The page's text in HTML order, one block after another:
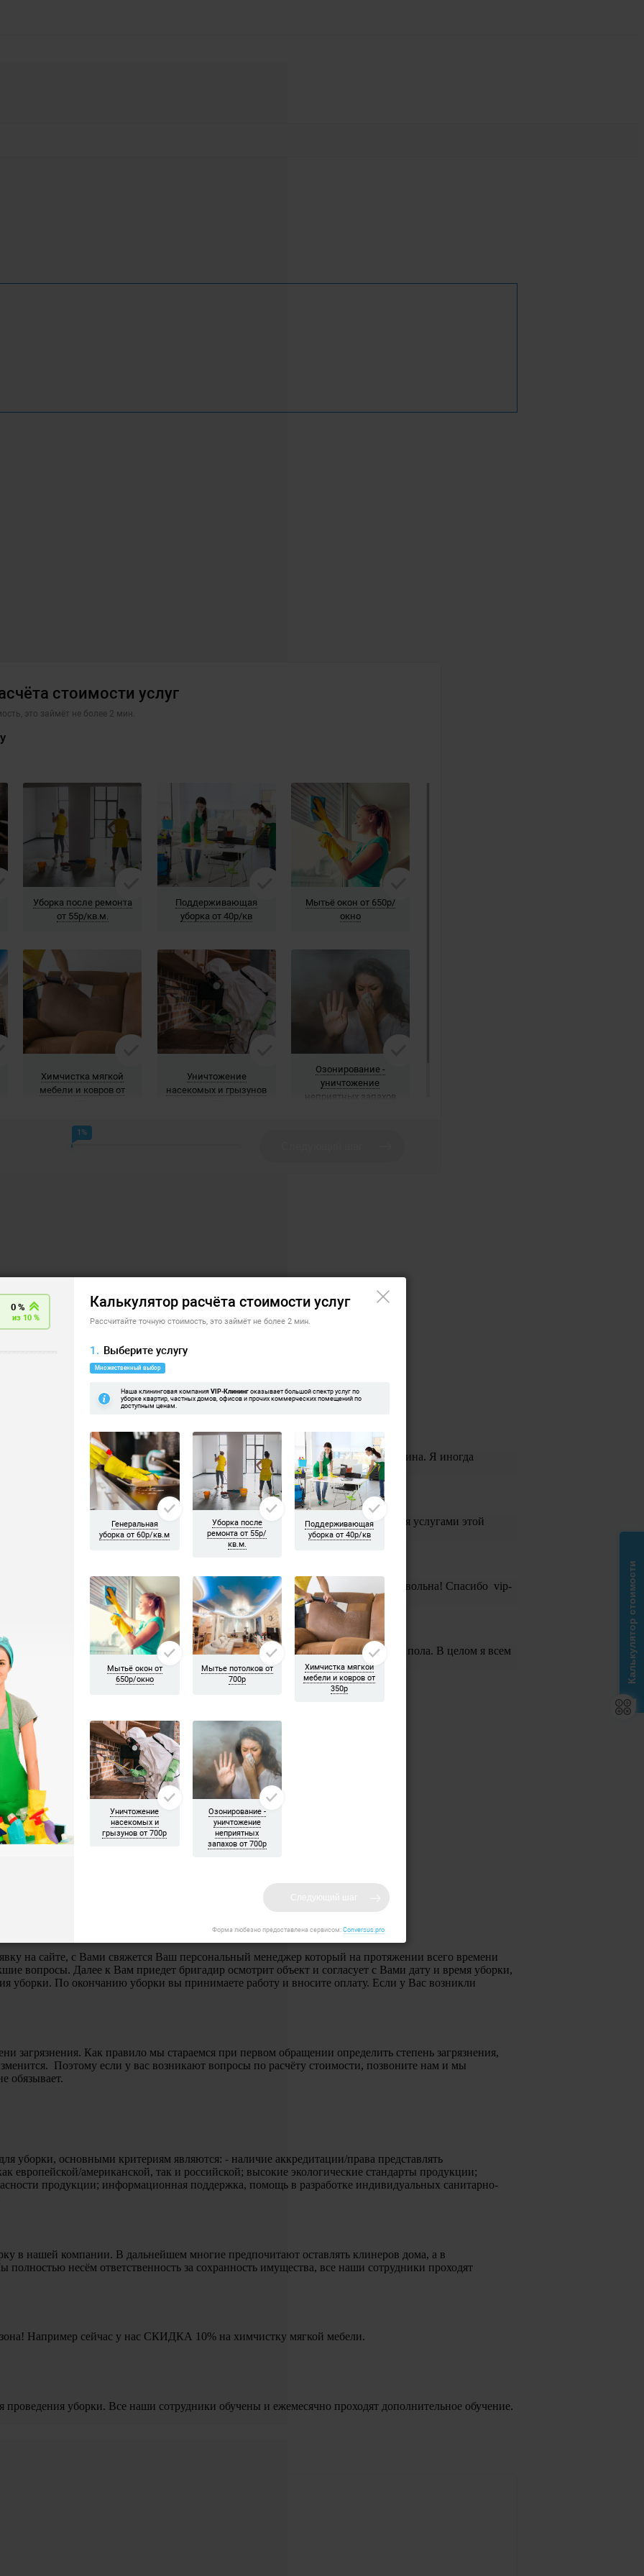
приехала бригада из трёх девушек. Если не ошибаюсь Елена, Ольга и Галина. Я иногда
другу не мешают, всем довольна! Спасибо)
потом оценили свои возможности и масштаб работ и решили воспользоваться услугами этой
между плитами убрали. И конечно же панорамные окна помыли. Я очень довольна! Спасибо vip-
уборку. Ребята убрали всю пыль, помыли розетки, отчистили шпаклевку с пола. В целом я всем
на сайте, с Вами свяжется Ваш персональный менеджер который на протяжении всего времени
вопросы. Далее к Вам приедет бригадир осмотрит объект и согласует с Вами дату и время уборки,
уборки. По окончанию уборки вы принимаете работу и вносите оплату. Если у Вас возникли
загрязнения. Как правило мы стараемся при первом обращении определить степень загрязнения,
Поэтому если у вас возникают вопросы по расчёту стоимости, позвоните нам и мы
обязывает.
уборки, основными критериям являются: - наличие аккредитации/права представлять
европейской/американской, так и российской; высокие экологические стандарты продукции;
продукции; информационная поддержка, помощь в разработке индивидуальных санитарно-
в нашей компании. В дальнейшем многие предпочитают оставлять клинеров дома, а в
несём ответственность за сохранность имущества, все наши сотрудники проходят
Например сейчас у нас СКИДКА 10% на химчистку мягкой мебели.
уборки. Все наши сотрудники обучены и ежемесячно проходят дополнительное обучение.
Калькулятор стоимости